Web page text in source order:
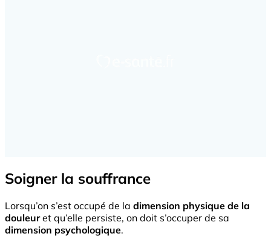
Soigner la souffrance
Lorsqu’on s’est occupé de la dimension physique de la
douleuret qu’elle persiste, on doit s’occuper de sa
dimension psychologique.